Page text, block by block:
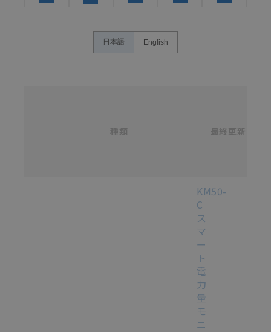
日本語 English
種類 最終更新
KM50-
C
ス
マ
ー
ト
電
力
量
モ
ニ